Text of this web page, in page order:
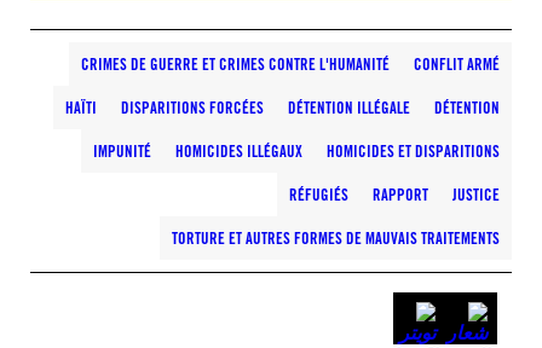
CONFLIT ARMÉ
CRIMES DE GUERRE ET CRIMES CONTRE L'HUMANITÉ
DÉTENTION
DÉTENTION ILLÉGALE
DISPARITIONS FORCÉES
HAÏTI
HOMICIDES ET DISPARITIONS
HOMICIDES ILLÉGAUX
IMPUNITÉ
JUSTICE
RAPPORT
RÉFUGIÉS
TORTURE ET AUTRES FORMES DE MAUVAIS TRAITEMENTS